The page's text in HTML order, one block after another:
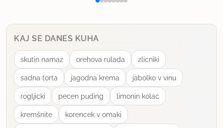
KAJ SE DANES KUHA
skutin namaz orehova rulada zlicniki
sadna torta jagodna krema jabolko v vinu
rogljicki pecen puding limonin kolac
kremšnite korencek v omaki